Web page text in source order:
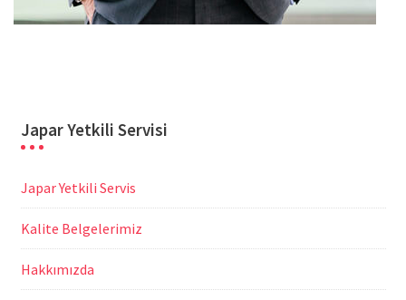
Japar Yetkili Servisi
Japar Yetkili Servis
Kalite Belgelerimiz
Hakkımızda